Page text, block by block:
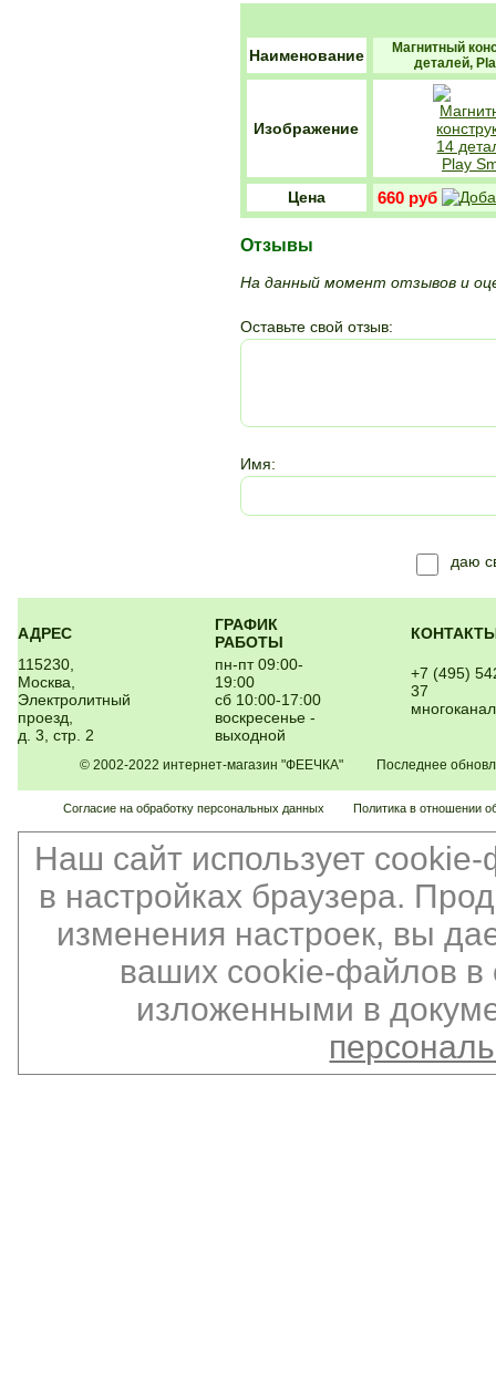
Наименование
Магнитный
деталей,
Изображение
Цена 660 руб
Отзывы
На данный момент отзывов и
Оставьте свой отзыв:
Имя:
даю
АДРЕС
ГРАФИК
РАБОТЫ
115230,
Москва,
Электролитный
проезд,
д. 3, стр. 2
пн-пт 09:00-
19:00
сб 10:00-17:00
воскресенье -
выходной
+7 (495)
37
© 2002-2022 интернет-магазин "ФЕЕЧКА" Последнее
Согласие на обработку персональных данных Политика в отношении
Наш сайт использует
в настройках браузера.
изменения настроек, вы
ваших cookie-файлов в
изложенными в